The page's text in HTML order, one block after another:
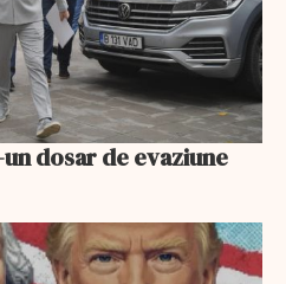
dosar de evaziune